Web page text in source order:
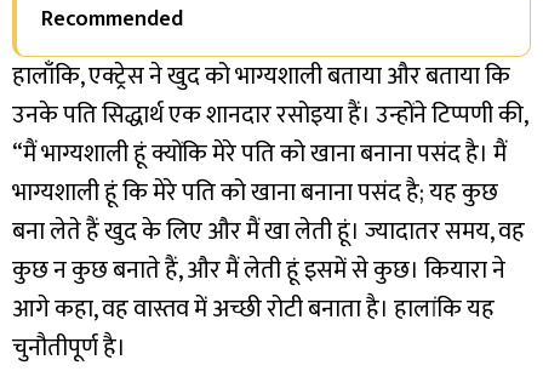
Recommended
हालाँकि, एक्ट्रेस ने खुद को भाग्यशाली बताया और बताया कि
उनके पति सिद्धार्थ एक शानदार रसोइया हैं। उन्होंने टिप्पणी की,
“मैं भाग्यशाली हूं क्योंकि मेरे पति को खाना बनाना पसंद है। मैं
भाग्यशाली हूं कि मेरे पति को खाना बनाना पसंद है; यह कुछ
बना लेते हैं खुद के लिए और मैं खा लेती हूं। ज्यादातर समय, वह
कुछ न कुछ बनाते हैं, और मैं लेती हूं इसमें से कुछ। कियारा ने
आगे कहा, वह वास्तव में अच्छी रोटी बनाता है। हालांकि यह
चुनौतीपूर्ण है।